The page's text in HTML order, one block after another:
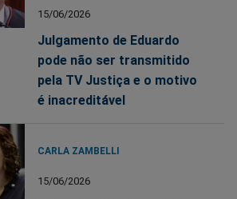
15/06/2026
Julgamento de Eduardo
pode não ser transmitido
pela TV Justiça e o motivo
é inacreditável
CARLA ZAMBELLI
15/06/2026